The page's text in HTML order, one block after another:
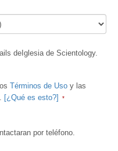
deIglesia de Scientology.
Términos de Uso y las
. [¿Qué es esto?]
por teléfono.